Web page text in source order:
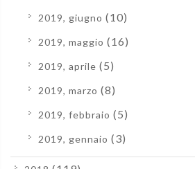
2019, giugno (10)
2019, maggio (16)
2019, aprile (5)
2019, marzo (8)
2019, febbraio (5)
2019, gennaio (3)